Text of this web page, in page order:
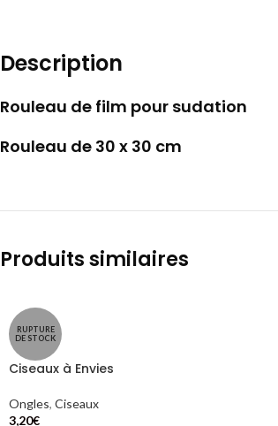
Description
Rouleau de film pour sudation
Rouleau de 30 x 30 cm
Produits similaires
RUPTURE
DE STOCK
Ciseaux à Envies
Ongles, Ciseaux
3,20€